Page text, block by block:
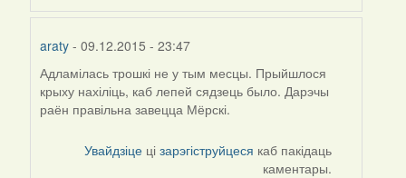
araty - 09.12.2015 - 23:47
Адламілась трошкі не у тым месцы. Прыйшлося
крыху нахіліць, каб лепей сядзець было. Дарэчы
раён правільна завецца Мёрскі.
Увайдзіце цізарэгіструйцеся каб пакідаць
каментары.